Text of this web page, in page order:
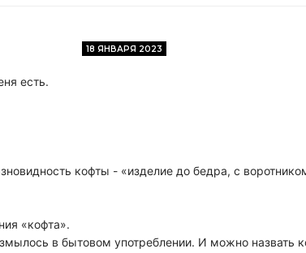
18 ЯНВАРЯ 2023
есть.
кофты - «изделие до бедра, с
«кофта».
в бытовом употреблении. И можно назвать